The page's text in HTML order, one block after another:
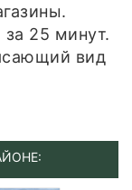
25 минут.
вид